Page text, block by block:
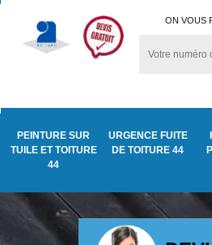
ON VOUS
PEINTURE SUR
TUILE ET TOITURE
44
URGENCE FUITE
DE TOITURE 44